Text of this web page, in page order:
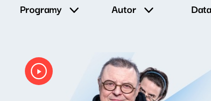
Programy Autor Data